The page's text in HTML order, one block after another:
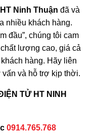
Ninh Thuận đã và
nhiều khách hàng.
đầu”, chúng tôi cam
lượng cao, giá cả
hàng. Hãy liên
và hỗ trợ kịp thời.
NINH
0914.765.768